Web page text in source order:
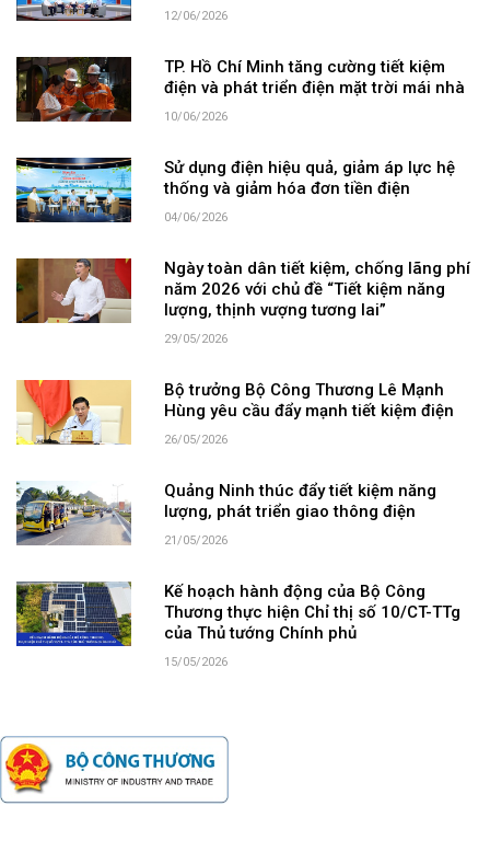
12/06/2026
TP. Hồ Chí Minh tăng cường tiết kiệm
điện và phát triển điện mặt trời mái nhà
10/06/2026
Sử dụng điện hiệu quả, giảm áp lực hệ
thống và giảm hóa đơn tiền điện
04/06/2026
Ngày toàn dân tiết kiệm, chống lãng phí
năm 2026 với chủ đề “Tiết kiệm năng
lượng, thịnh vượng tương lai”
29/05/2026
Bộ trưởng Bộ Công Thương Lê Mạnh
Hùng yêu cầu đẩy mạnh tiết kiệm điện
26/05/2026
Quảng Ninh thúc đẩy tiết kiệm năng
lượng, phát triển giao thông điện
21/05/2026
Kế hoạch hành động của Bộ Công
Thương thực hiện Chỉ thị số 10/CT-TTg
của Thủ tướng Chính phủ
15/05/2026